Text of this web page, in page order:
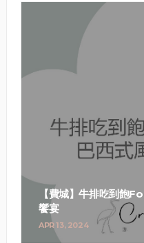
【費城】牛排吃到飽
饗宴
APR 13, 2024